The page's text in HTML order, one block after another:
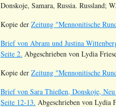
Donskoje, Samara, Russia. Russland;
Kopie der Zeitung "Mennonitische
Brief von Abram und Justina
Seite 2. Abgeschrieben von Lydia
Kopie der Zeitung "Mennonitische
Brief von Sara Thießen, Donskoje,
Seite 12-13. Abgeschrieben von Lydia